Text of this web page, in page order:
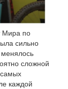
Мира по
сильно
сложной
самых
каждой